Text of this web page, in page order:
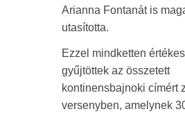
Arianna Fontanát is
utasította.
Ezzel mindketten
gyűjtöttek az összetett
kontinensbajnoki címért
versenyben, amelynek